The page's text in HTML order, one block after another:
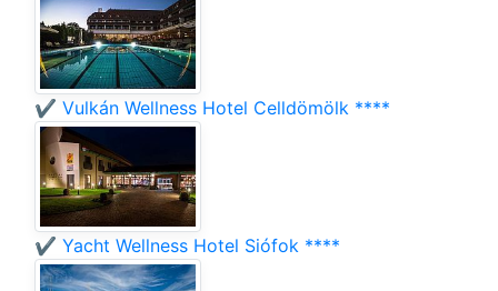
✔️ Vulkán Wellness Hotel Celldömölk ****
✔️ Yacht Wellness Hotel Siófok ****